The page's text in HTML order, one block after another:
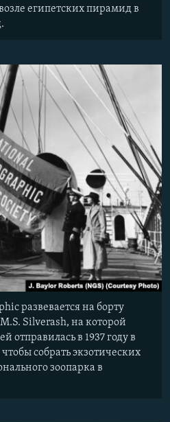
египетских пирамид в
развевается на борту
Silverash, на которой
отправилась в 1937 году в
собрать экзотических
зоопарка в